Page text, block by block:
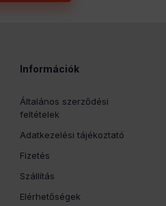
Információk
Általános szerződési
feltételek
Adatkezelési tájékoztató
Fizetés
Szállítás
Elérhetőségek